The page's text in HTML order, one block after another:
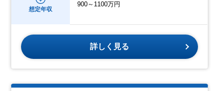
想定年収
900～1100万円
詳しく見る